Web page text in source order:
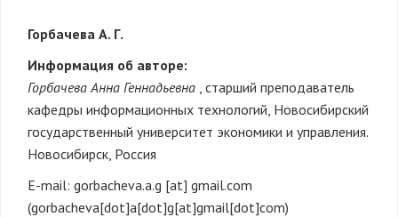
Горбачева А. Г.
Информация об авторе:
Горбачева Анна Геннадьевна , старший преподаватель
кафедры информационных технологий, Новосибирский
государственный университет экономики и управления.
Новосибирск, Россия
E-mail: gorbacheva.a.g [at] gmail.com
(gorbacheva[dot]a[dot]g[at]gmail[dot]com)